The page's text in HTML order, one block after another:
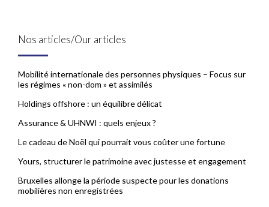
Nos articles/Our articles
Mobilité internationale des personnes physiques – Focus sur
les régimes « non-dom » et assimilés
Holdings offshore : un équilibre délicat
Assurance & UHNWI : quels enjeux ?
Le cadeau de Noël qui pourrait vous coûter une fortune
Yours, structurer le patrimoine avec justesse et engagement
Bruxelles allonge la période suspecte pour les donations
mobilières non enregistrées